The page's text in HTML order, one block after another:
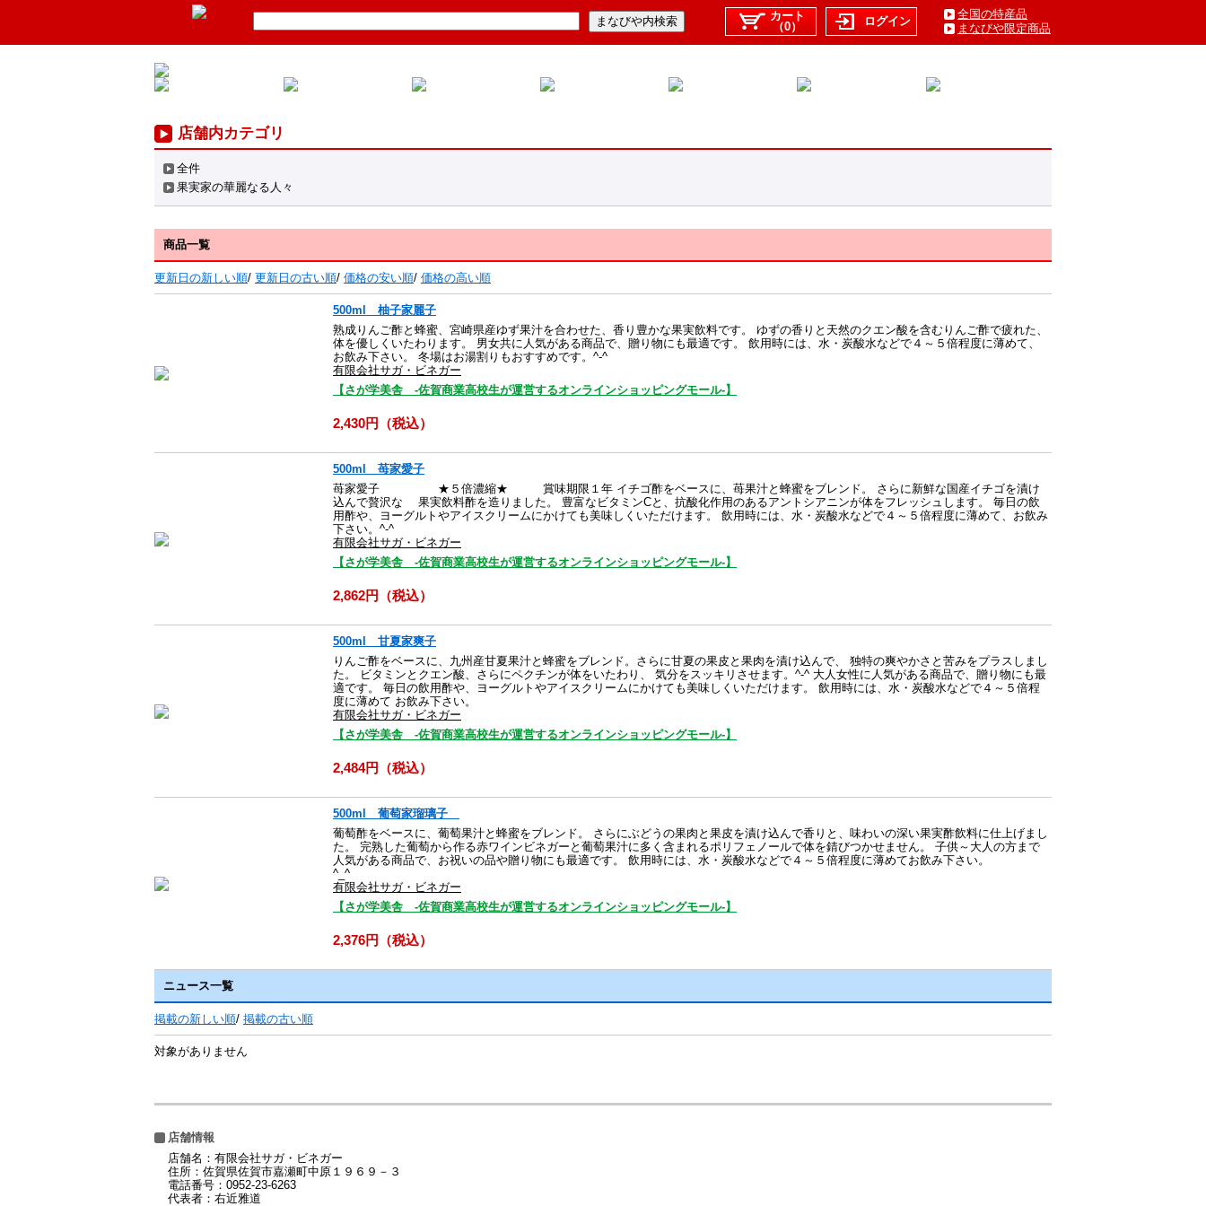
カート
（0）
ログイン
全国の特産品
まなびや限定商品
店舗内カテゴリ
全件
果実家の華麗なる人々
商品一覧
更新日の新しい順/ 更新日の古い順/ 価格の安い順/ 価格の高い順
500ml 柚子家麗子
熟成りんご酢と蜂蜜、宮崎県産ゆず果汁を合わせた、香り豊かな果実飲料です。 ゆずの香りと天然のクエン酸を含むりんご酢で疲れた、
体を優しくいたわります。 男女共に人気がある商品で、贈り物にも最適です。 飲用時には、水・炭酸水などで４～５倍程度に薄めて、
お飲み下さい。 冬場はお湯割りもおすすめです。^-^
有限会社サガ・ビネガー
【さが学美舎 -佐賀商業高校生が運営するオンラインショッピングモール-】
2,430円（税込）
500ml 苺家愛子
苺家愛子 ★５倍濃縮★ 賞味期限１年 イチゴ酢をベースに、苺果汁と蜂蜜をブレンド。 さらに新鮮な国産イチゴを漬け
込んで贅沢な 果実飲料酢を造りました。 豊富なビタミンCと、抗酸化作用のあるアントシアニンが体をフレッシュします。 毎日の飲
用酢や、ヨーグルトやアイスクリームにかけても美味しくいただけます。 飲用時には、水・炭酸水などで４～５倍程度に薄めて、お飲み
下さい。^-^
有限会社サガ・ビネガー
【さが学美舎 -佐賀商業高校生が運営するオンラインショッピングモール-】
2,862円（税込）
500ml 甘夏家爽子
りんご酢をベースに、九州産甘夏果汁と蜂蜜をブレンド。さらに甘夏の果皮と果肉を漬け込んで、 独特の爽やかさと苦みをプラスしまし
た。 ビタミンとクエン酸、さらにペクチンが体をいたわり、 気分をスッキリさせます。^-^ 大人女性に人気がある商品で、贈り物にも最
適です。 毎日の飲用酢や、ヨーグルトやアイスクリームにかけても美味しくいただけます。 飲用時には、水・炭酸水などで４～５倍程
度に薄めて お飲み下さい。
有限会社サガ・ビネガー
【さが学美舎 -佐賀商業高校生が運営するオンラインショッピングモール-】
2,484円（税込）
500ml 葡萄家瑠璃子
葡萄酢をベースに、葡萄果汁と蜂蜜をブレンド。 さらにぶどうの果肉と果皮を漬け込んで香りと、味わいの深い果実酢飲料に仕上げまし
た。 完熟した葡萄から作る赤ワインビネガーと葡萄果汁に多く含まれるポリフェノールで体を錆びつかせません。 子供～大人の方まで
人気がある商品で、お祝いの品や贈り物にも最適です。 飲用時には、水・炭酸水などで４～５倍程度に薄めてお飲み下さい。
^_^
有限会社サガ・ビネガー
【さが学美舎 -佐賀商業高校生が運営するオンラインショッピングモール-】
2,376円（税込）
ニュース一覧
掲載の新しい順/ 掲載の古い順
対象がありません
店舗情報
店舗名：有限会社サガ・ビネガー
住所：佐賀県佐賀市嘉瀬町中原１９６９－３
電話番号：0952-23-6263
代表者：右近雅道